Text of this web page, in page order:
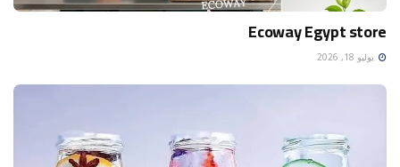
Ecoway Egypt store
يوليو 18, 2026